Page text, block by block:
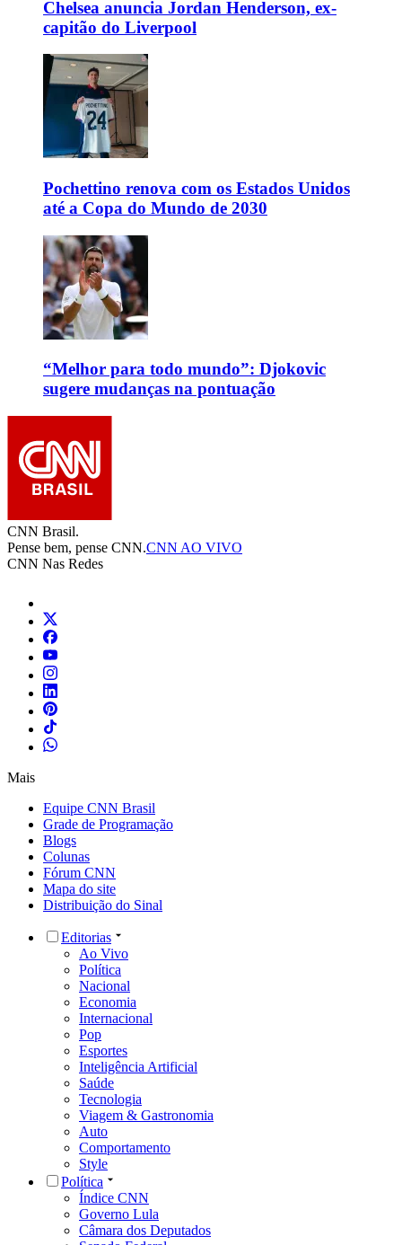
Chelsea anuncia Jordan Henderson, ex-
capitão do Liverpool
Pochettino renova com os Estados Unidos
até a Copa do Mundo de 2030
“Melhor para todo mundo”: Djokovic
sugere mudanças na pontuação
CNN Brasil.
Pense bem, pense CNN.CNN AO VIVO
CNN Nas Redes
Mais
Equipe CNN Brasil
Grade de Programação
Blogs
Colunas
Fórum CNN
Mapa do site
Distribuição do Sinal
Editorias
Ao Vivo
Política
Nacional
Economia
Internacional
Pop
Esportes
Inteligência Artificial
Saúde
Tecnologia
Viagem & Gastronomia
Auto
Comportamento
Style
Política
Índice CNN
Governo Lula
Câmara dos Deputados